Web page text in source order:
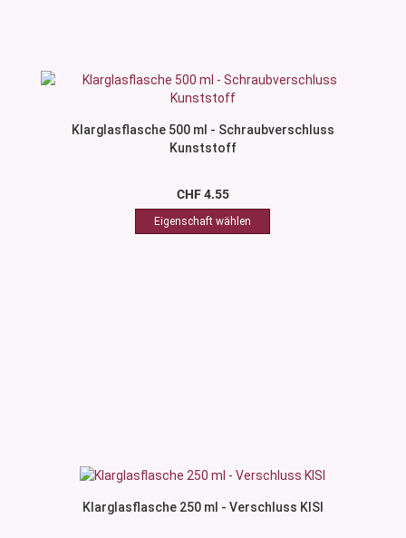
Klarglasflasche 500 ml - Schraubverschluss
Kunststoff
CHF 4.55
Klarglasflasche 250 ml - Verschluss KISI